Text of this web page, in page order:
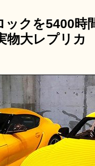
ックを5400時
物大レプリカ